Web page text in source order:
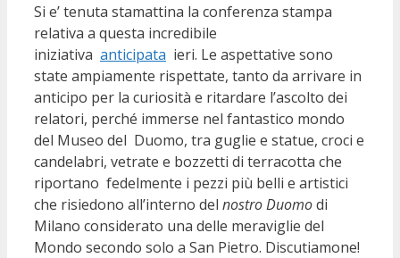
Si e’ tenuta stamattina la conferenza stampa
relativa a questa incredibile
iniziativa anticipata ieri. Le aspettative sono
state ampiamente rispettate, tanto da arrivare in
anticipo per la curiosità e ritardare l’ascolto dei
relatori, perché immerse nel fantastico mondo
del Museo del Duomo, tra guglie e statue, croci e
candelabri, vetrate e bozzetti di terracotta che
riportano fedelmente i pezzi più belli e artistici
che risiedono all’interno del nostro Duomodi
Milano considerato una delle meraviglie del
Mondo secondo solo a San Pietro. Discutiamone!